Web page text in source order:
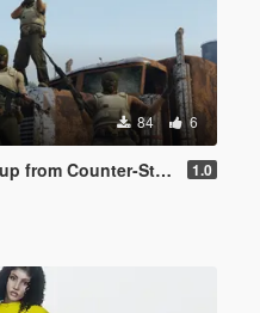
84 6
Web + Broken Fang skins included) 1.0